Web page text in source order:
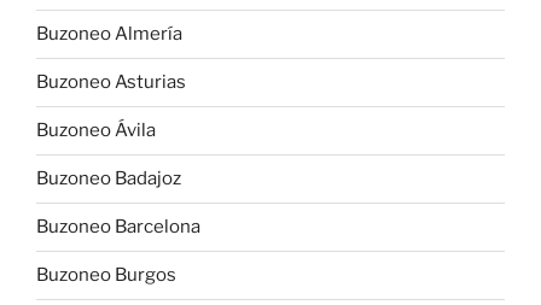
Buzoneo Almería
Buzoneo Asturias
Buzoneo Ávila
Buzoneo Badajoz
Buzoneo Barcelona
Buzoneo Burgos